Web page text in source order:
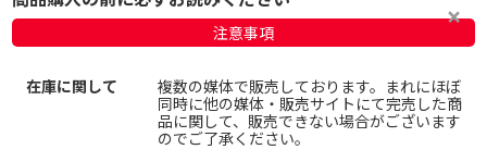
注意事項
在庫に関して
複数の媒体で販売しております。まれにほぼ
同時に他の媒体・販売サイトにて完売した商
品に関して、販売できない場合がございます
のでご了承ください。